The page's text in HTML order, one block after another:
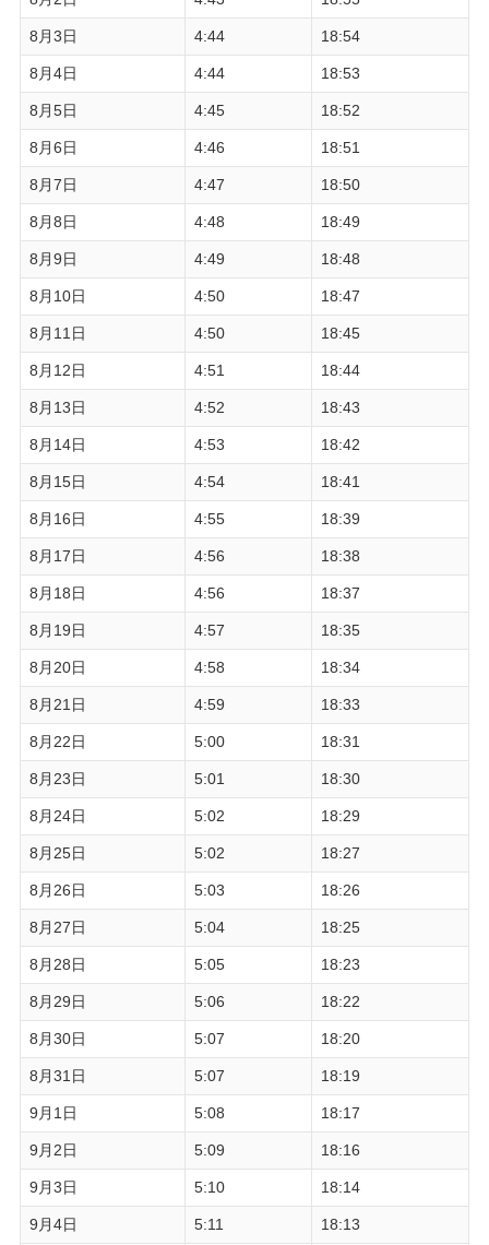
8月3日 4:44 18:54
8月4日 4:44 18:53
8月5日 4:45 18:52
8月6日 4:46 18:51
8月7日 4:47 18:50
8月8日 4:48 18:49
8月9日 4:49 18:48
8月10日 4:50 18:47
8月11日 4:50 18:45
8月12日 4:51 18:44
8月13日 4:52 18:43
8月14日 4:53 18:42
8月15日 4:54 18:41
8月16日 4:55 18:39
8月17日 4:56 18:38
8月18日 4:56 18:37
8月19日 4:57 18:35
8月20日 4:58 18:34
8月21日 4:59 18:33
8月22日 5:00 18:31
8月23日 5:01 18:30
8月24日 5:02 18:29
8月25日 5:02 18:27
8月26日 5:03 18:26
8月27日 5:04 18:25
8月28日 5:05 18:23
8月29日 5:06 18:22
8月30日 5:07 18:20
8月31日 5:07 18:19
9月1日 5:08 18:17
9月2日 5:09 18:16
9月3日 5:10 18:14
9月4日 5:11 18:13